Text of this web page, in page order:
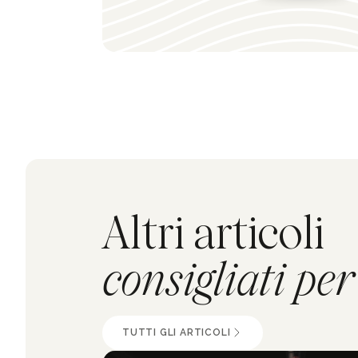
Altri articoli
consigliati
TUTTI GLI ARTICOLI